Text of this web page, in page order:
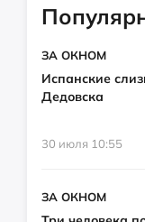
ЗА ОКНОМ
Испанские
Дедовска
30 июля 10:55
ЗА ОКНОМ